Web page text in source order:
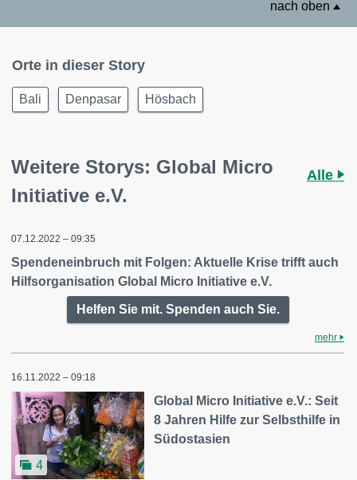
nach oben
Orte in dieser Story
Bali Denpasar Hösbach
Weitere Storys: Global Micro
Initiative e.V.
Alle
07.12.2022 – 09:35
Spendeneinbruch mit Folgen: Aktuelle Krise trifft auch
Hilfsorganisation Global Micro Initiative e.V.
Helfen Sie mit. Spenden auch Sie.
mehr
16.11.2022 – 09:18
4
Global Micro Initiative e.V.: Seit
8 Jahren Hilfe zur Selbsthilfe in
Südostasien